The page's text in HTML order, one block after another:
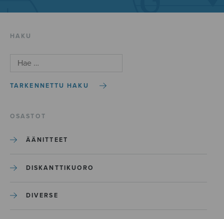
HAKU
TARKENNETTU HAKU
OSASTOT
ÄÄNITTEET
DISKANTTIKUORO
DIVERSE